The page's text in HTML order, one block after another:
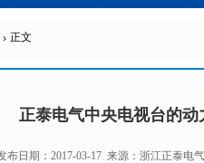
 正文
正泰电气中央电视台的动
布日期：2017-03-17 来源：浙江正泰电